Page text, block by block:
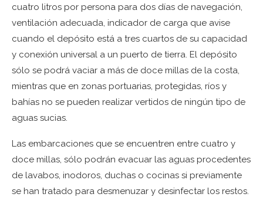
cuatro litros por persona para dos días de navegación,
ventilación adecuada, indicador de carga que avise
cuando el depósito está a tres cuartos de su capacidad
y conexión universal a un puerto de tierra. El depósito
sólo se podrá vaciar a más de doce millas de la costa,
mientras que en zonas portuarias, protegidas, ríos y
bahías no se pueden realizar vertidos de ningún tipo de
aguas sucias.
Las embarcaciones que se encuentren entre cuatro y
doce millas, sólo podrán evacuar las aguas procedentes
de lavabos, inodoros, duchas o cocinas si previamente
se han tratado para desmenuzar y desinfectar los restos.